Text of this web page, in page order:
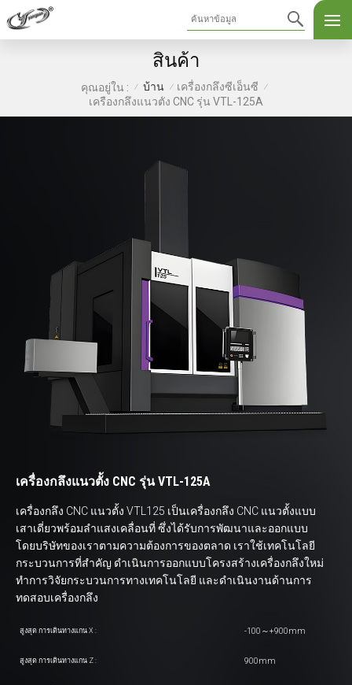
สินค้า
คุณอยู่ใน : / บ้าน / เครื่องกลึงซีเอ็นซี /
เครื่องกลึงแนวตั้ง CNC รุ่น VTL-125A
เครื่องกลึงแนวตั้ง CNC รุ่น VTL-125A
เครื่องกลึง CNC แนวตั้ง VTL125 เป็นเครื่องกลึง CNC แนวตั้งแบบ
เสาเดี่ยวพร้อมลำแสงเคลื่อนที่ ซึ่งได้รับการพัฒนาและออกแบบ
โดยบริษัทของเราตามความต้องการของตลาด เราใช้เทคโนโลยี
กระบวนการที่สำคัญ ดำเนินการออกแบบโครงสร้างเครื่องกลึงใหม่
ทำการวิจัยกระบวนการทางเทคโนโลยี และดำเนินงานด้านการ
ทดสอบเครื่องกลึง
สูงสุด การเดินทางแกน X : -100～+900mm
สูงสุด การเดินทางแกน Z : 900mm